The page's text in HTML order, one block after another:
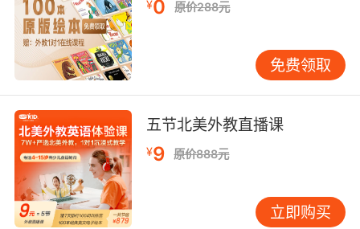
《奇妙的感觉》
《用鼻子去闻闻》
《用耳朵去听听》
《用舌头去尝尝》
《用小手去摸摸》
《用眼睛去看看》
¥0 原价288元
免费领取
五节北美外教直播课
¥9 原价888元
立即购买